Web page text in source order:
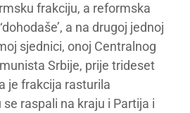
frakciju, a reformska
a na drugoj jednoj
sjednici, onoj Centralnog
Srbije, prije trideset
je frakcija rasturila
raspali na kraju i Partija i